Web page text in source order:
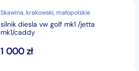
Skawina, krakowski, małopolskie
silnik diesla vw golf mk1 /jetta
mk1/caddy
1 000zł